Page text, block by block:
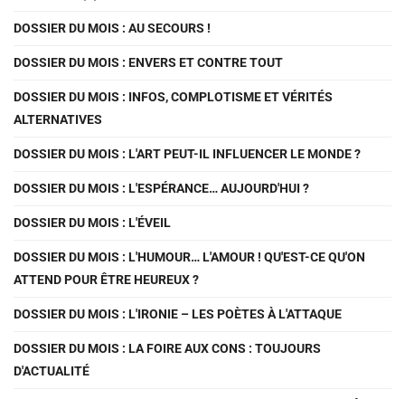
DOSSIER DU MOIS : AU SECOURS !
DOSSIER DU MOIS : ENVERS ET CONTRE TOUT
DOSSIER DU MOIS : INFOS, COMPLOTISME ET VÉRITÉS
ALTERNATIVES
DOSSIER DU MOIS : L'ART PEUT-IL INFLUENCER LE MONDE ?
DOSSIER DU MOIS : L'ESPÉRANCE… AUJOURD'HUI ?
DOSSIER DU MOIS : L'ÉVEIL
DOSSIER DU MOIS : L'HUMOUR… L'AMOUR ! QU'EST-CE QU'ON
ATTEND POUR ÊTRE HEUREUX ?
DOSSIER DU MOIS : L'IRONIE – LES POÈTES À L'ATTAQUE
DOSSIER DU MOIS : LA FOIRE AUX CONS : TOUJOURS
D'ACTUALITÉ